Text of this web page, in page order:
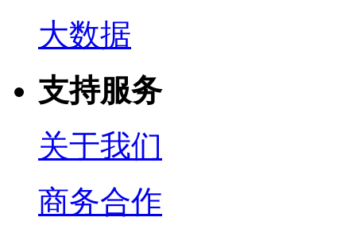
大数据
支持服务
关于我们
商务合作